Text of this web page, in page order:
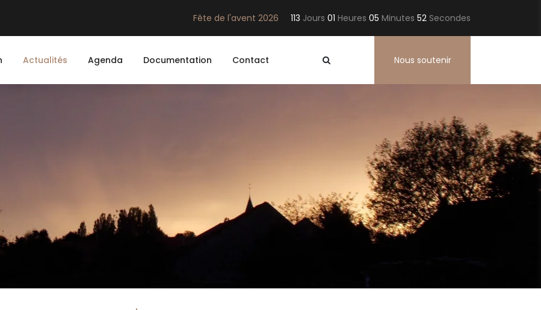
Fête de l'avent 2026 113Jours 01Heures 05Minutes 51 Secondes
Actualités Agenda Documentation Contact Nous soutenir